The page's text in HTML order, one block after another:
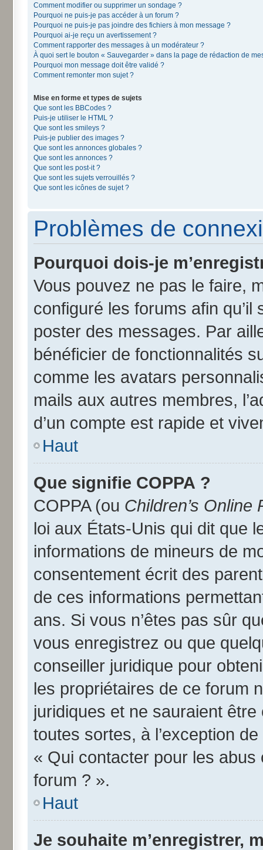
Comment modifier ou supprimer un sondage ?
Pourquoi ne puis-je pas accéder à un forum ?
Pourquoi ne puis-je pas joindre des fichiers à mon message ?
Pourquoi ai-je reçu un avertissement ?
Comment rapporter des messages à un modérateur ?
À quoi sert le bouton « Sauvegarder » dans la page de rédaction de
Pourquoi mon message doit être validé ?
Comment remonter mon sujet ?
Mise en forme et types de sujets
Que sont les BBCodes ?
Puis-je utiliser le HTML ?
Que sont les smileys ?
Puis-je publier des images ?
Que sont les annonces globales ?
Que sont les annonces ?
Que sont les post-it ?
Que sont les sujets verrouillés ?
Que sont les icônes de sujet ?
Problèmes de
Pourquoi dois-je
Vous pouvez ne pas le faire,
configuré les forums afin
poster des messages. Par
bénéficier de fonctionnalités
comme les avatars
mails aux autres membres,
d’un compte est rapide et
Haut
Que signifie COPPA ?
COPPA (ou Children’s
loi aux États-Unis qui dit que
informations de mineurs de
consentement écrit des
de ces informations
ans. Si vous n’êtes pas sûr
vous enregistrez ou que
conseiller juridique pour
les propriétaires de ce forum
juridiques et ne sauraient
toutes sortes, à l’exception
« Qui contacter pour les
forum ? ».
Haut
Je souhaite m’enregistrer,